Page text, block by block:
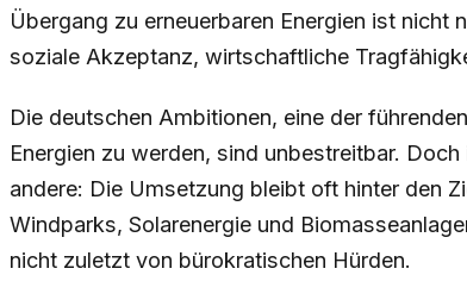
Übergang zu erneuerbaren Energien ist nicht
soziale Akzeptanz, wirtschaftliche
Die deutschen Ambitionen, eine der
Energien zu werden, sind unbestreitbar.
andere: Die Umsetzung bleibt oft hinter den
Windparks, Solarenergie und
nicht zuletzt von bürokratischen Hürden.